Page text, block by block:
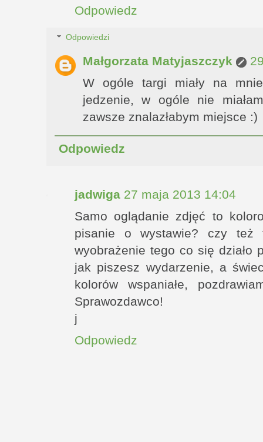
Odpowiedz
Odpowiedzi
Małgorzata Matyjaszczyk
W ogóle targi miały na
jedzenie, w ogóle nie
zawsze znalazłabym miejsce :)
Odpowiedz
jadwiga 27 maja 2013 14:04
Samo oglądanie zdjęć to
pisanie o wystawie? czy też
wyobrażenie tego co się działo
jak piszesz wydarzenie, a
kolorów wspaniałe,
Sprawozdawco!
j
Odpowiedz